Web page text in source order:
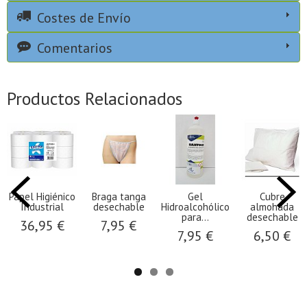
Costes de Envío
Comentarios
Productos Relacionados
Papel Higiénico
Industrial
36,95 €
Braga tanga
desechable
7,95 €
Gel
Hidroalcohólico
para...
7,95 €
Cubre
almohada
desechable
6,50 €